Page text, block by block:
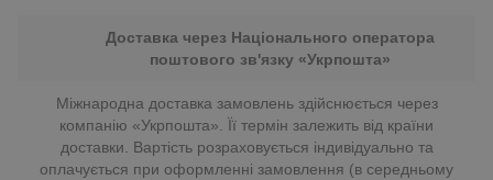
Доставка через Національного оператора
поштового зв'язку «Укрпошта»
Міжнародна доставка замовлень здійснюється через
компанію «Укрпошта». Її термін залежить від країни
доставки. Вартість розраховується індивідуально та
оплачується при оформленні замовлення (в середньому